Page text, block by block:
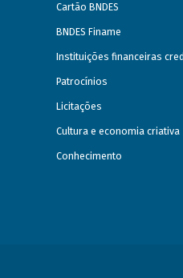
Cartão BNDES
BNDES Finame
Instituições financeiras
Patrocínios
Licitações
Cultura e economia criativa
Conhecimento